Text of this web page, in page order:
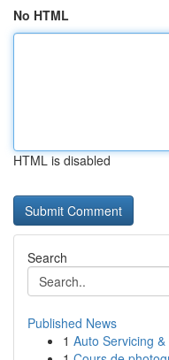
No HTML
HTML is disabled
Search
Published News
1 Auto Servicing